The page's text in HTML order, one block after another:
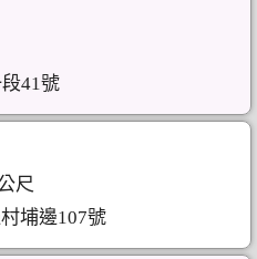
41號
尺
埔邊107號